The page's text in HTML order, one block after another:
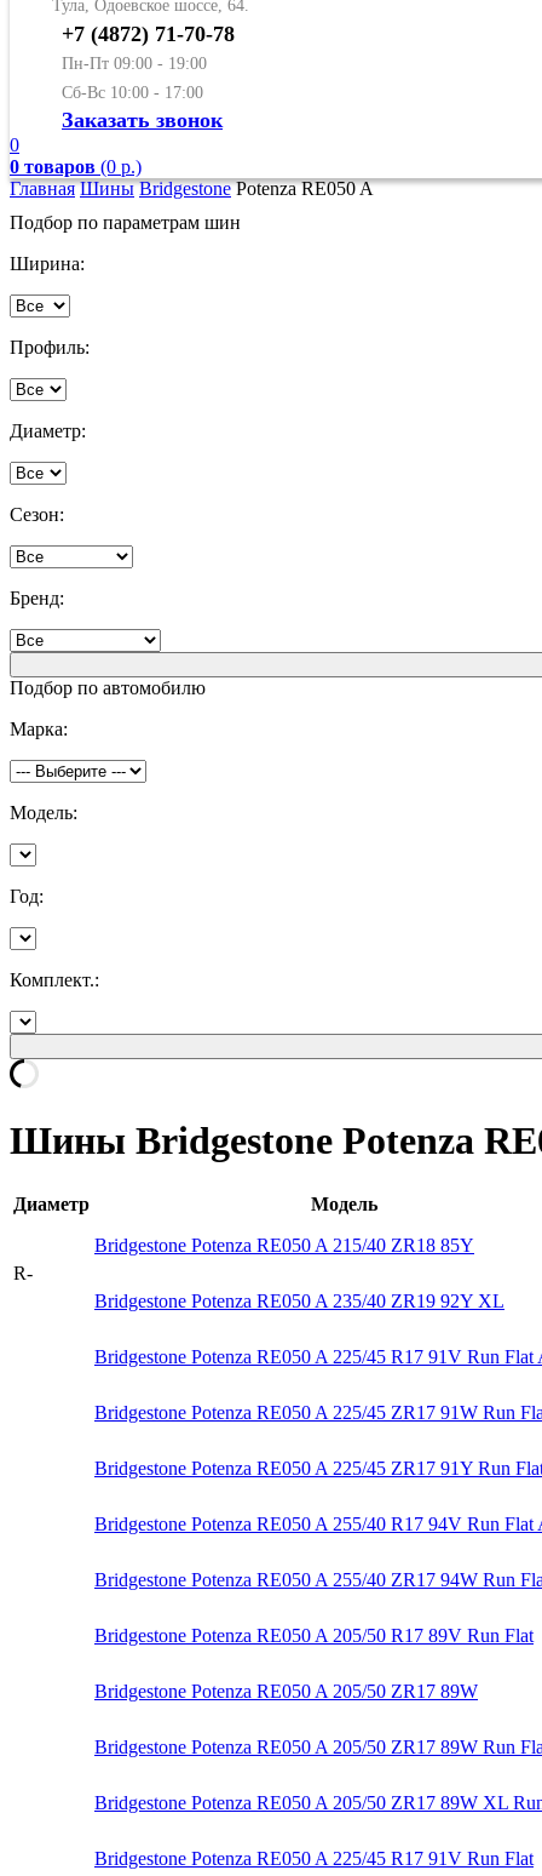
Тула, Одоевское шоссе, 64.
+7 (4872) 71-70-78
Пн-Пт 09:00 - 19:00
Сб-Вс 10:00 - 17:00
Заказать звонок
0
0 товаров (0 р.)
Главная Шины BridgestonePotenza RE050 A
Подбор по параметрам шин
Ширина:
Профиль:
Диаметр:
Сезон:
Бренд:
Подбор по автомобилю
Марка:
Модель:
Год:
Комплект.:
Шины Bridgestone Potenza
Диаметр Модель
R-
Bridgestone Potenza RE050 A 215/40 ZR18 85Y
Bridgestone Potenza RE050 A 235/40 ZR19 92Y XL
Bridgestone Potenza RE050 A 225/45 R17 91V Run Flat
Bridgestone Potenza RE050 A 225/45 ZR17 91W Run
Bridgestone Potenza RE050 A 225/45 ZR17 91Y Run
Bridgestone Potenza RE050 A 255/40 R17 94V Run Flat
Bridgestone Potenza RE050 A 255/40 ZR17 94W Run
Bridgestone Potenza RE050 A 205/50 R17 89V Run Flat
Bridgestone Potenza RE050 A 205/50 ZR17 89W
Bridgestone Potenza RE050 A 205/50 ZR17 89W Run
Bridgestone Potenza RE050 A 205/50 ZR17 89W XL
Bridgestone Potenza RE050 A 225/45 R17 91V Run Flat